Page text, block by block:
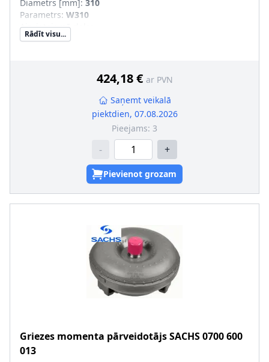
Diametrs [mm]: 310
Parametrs: W310
Aizvietojamā daļa
SVHC:Informācija nav pieejama, lūdzu, griezieties pie
Rādīt visu...
424,18 € ar PVN
Saņemt veikalā
piektdien, 07.08.2026
Pieejams: 3
- +
Pievienot grozam
Griezes momenta pārveidotājsSACHS0700 600
013